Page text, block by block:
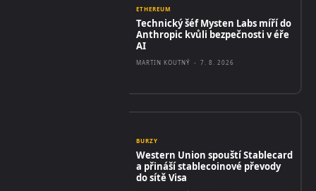
ETHEREUM
Technický šéf Mysten Labs míří do
Anthropic kvůli bezpečnosti v éře
AI
MARTIN KOUTNÝ - 7. 8. 2026
BURZY
Western Union spouští Stablecard
a přináší stablecoinové převody
do sítě Visa